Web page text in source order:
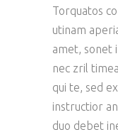
Torquatos
utinam
amet, sonet
nec zril
qui te, sed
instructior
duo debet